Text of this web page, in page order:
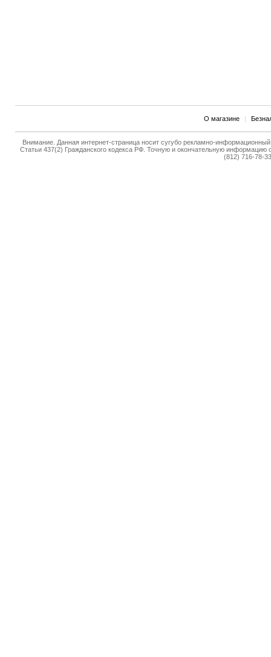
О магазине |
Внимание. Данная интернет-страница носит сугубо рекламно-
Статьи 437(2) Гражданского кодекса РФ. Точную и окончательную
(812) 716-78-